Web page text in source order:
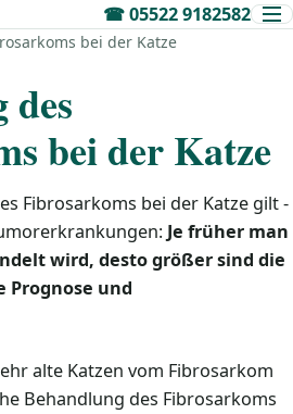
☎05522 9182582
bei der Katze
des
bei der Katze
Fibrosarkoms bei der Katze gilt -
Je früher man
wird, desto größer sind die
Prognose und
alte Katzen vom Fibrosarkom
Behandlung des Fibrosarkoms